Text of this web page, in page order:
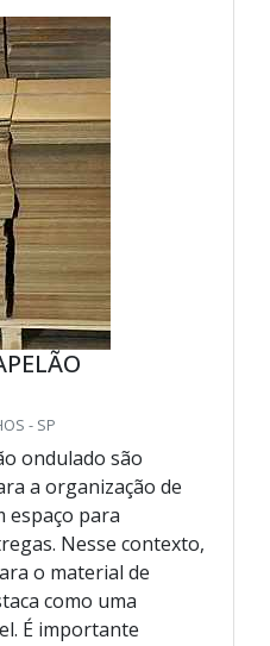
- SP
ondulado são
a organização de
espaço para
Nesse contexto,
o material de
como uma
É importante